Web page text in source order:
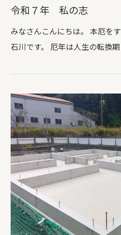
令和７年 私の志
みなさんこんにちは。 本厄を
石川です。 厄年は人生の転換
てか知らずか、令和7年の私の
げました。今年一年厄を祓い
て変化（進化）していこうと
ハウス令和７年のスローガン